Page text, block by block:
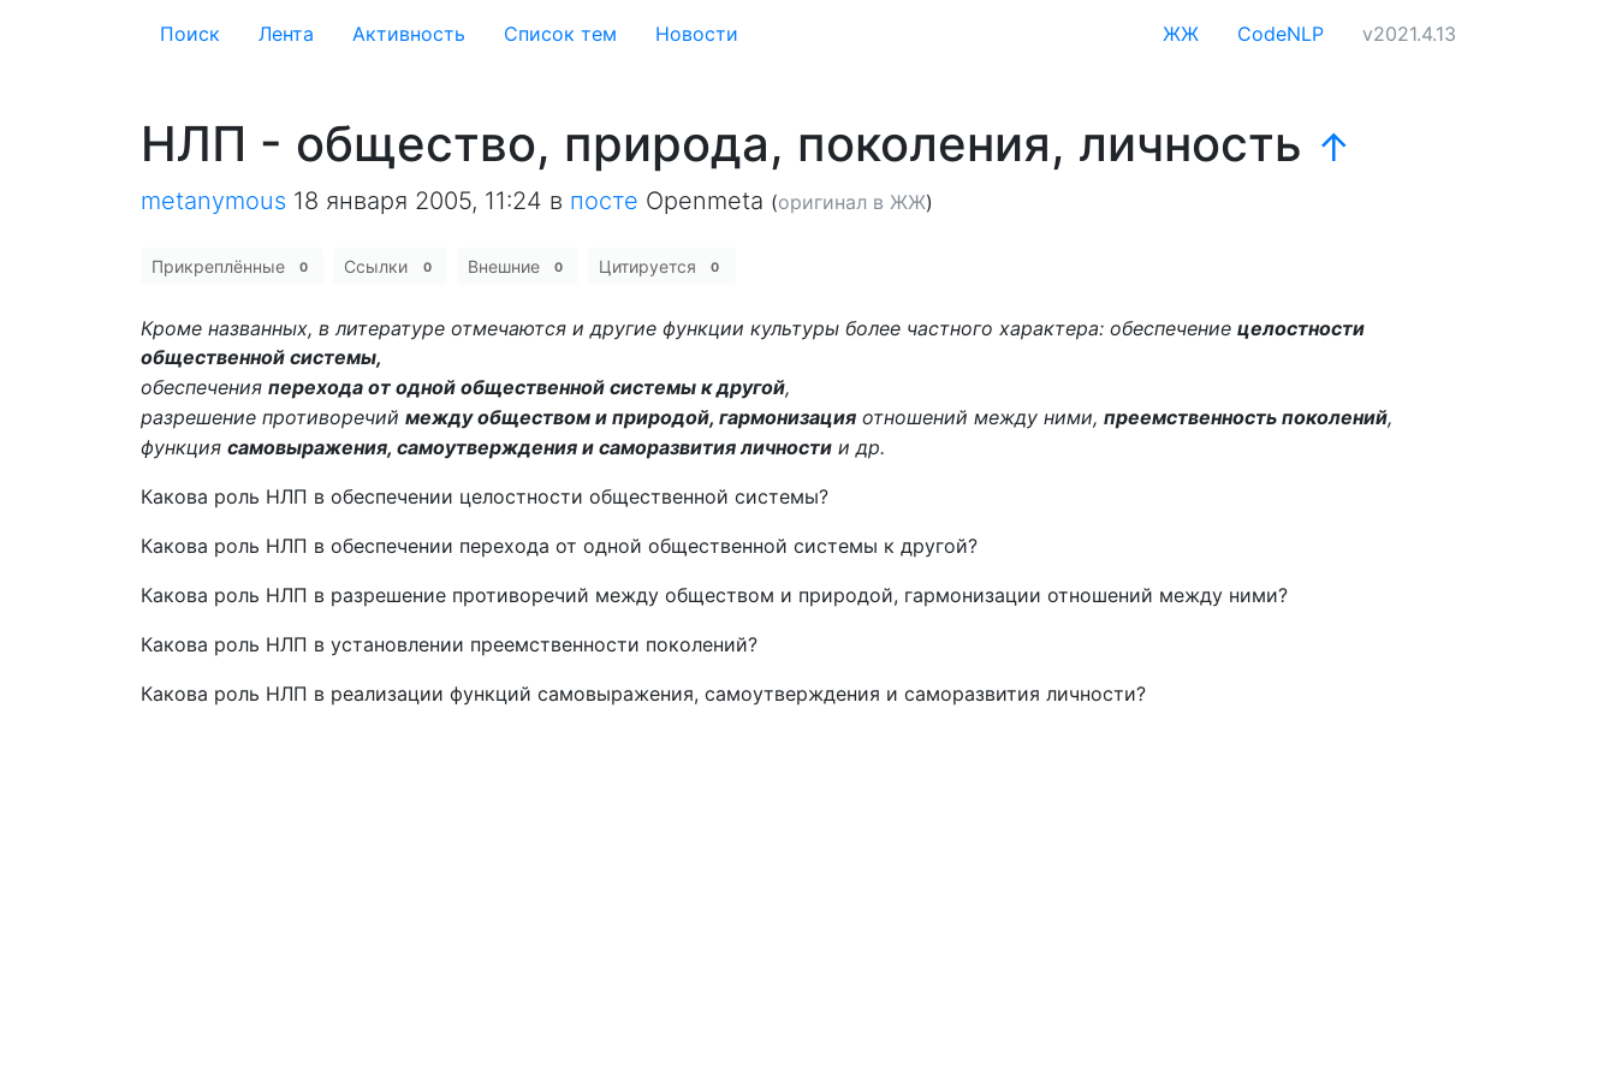
Поиск Лента Активность Cписок тем Новости ЖЖ CodeNLP v2021.4.13
НЛП - общество, природа, поколения, личность ↑
metanymous 18 января 2005, 11:24 в посте Openmeta (оригинал в ЖЖ)
Прикреплённые 0 Ссылки 0 Внешние 0 Цитируется 0
Кроме названных, в литературе отмечаются и другие функции культуры более частного характера: обеспечение целостности
общественной системы,
обеспечения перехода от одной общественной системы к другой,
разрешение противоречий между обществом и природой, гармонизация отношений между ними, преемственность поколений,
функция самовыражения, самоутверждения и саморазвития личности и др.
Какова роль НЛП в обеспечении целостности общественной системы?
Какова роль НЛП в обеспечении перехода от одной общественной системы к другой?
Какова роль НЛП в разрешение противоречий между обществом и природой, гармонизации отношений между ними?
Какова роль НЛП в установлении преемственности поколений?
Какова роль НЛП в реализации функций самовыражения, самоутверждения и саморазвития личности?